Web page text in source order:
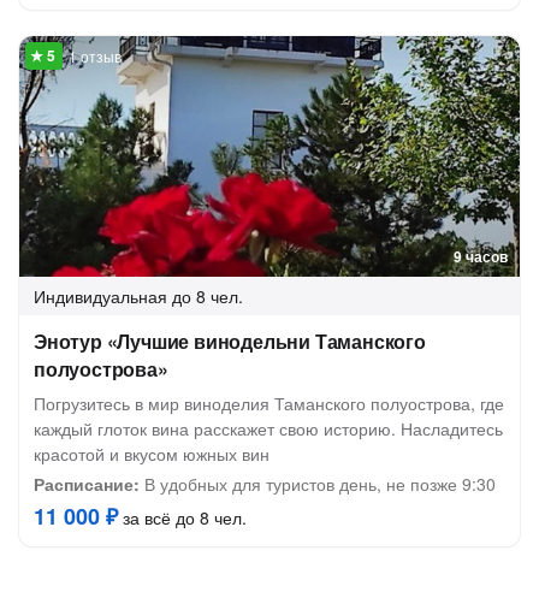
9 часов
1 отзыв
Индивидуальная до 8 чел.
Энотур «Лучшие винодельни Таманского
полуострова»
Погрузитесь в мир виноделия Таманского полуострова, где
каждый глоток вина расскажет свою историю. Насладитесь
красотой и вкусом южных вин
Расписание: В удобных для туристов день, не позже 9:30
11 000 ₽за всё до 8 чел.